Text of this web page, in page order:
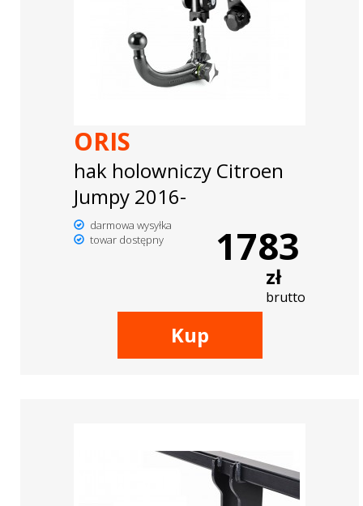
ORIS
hak holowniczy Citroen
Jumpy 2016-
darmowa wysyłka
towar dostępny
1783
zł
brutto
Kup